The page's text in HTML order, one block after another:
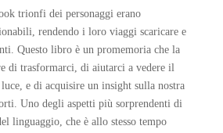
trionfi dei personaggi erano
rendendo i loro viaggi scaricare e
Questo libro è un promemoria che la
di trasformarci, di aiutarci a vedere il
e di acquisire un insight sulla nostra
Uno degli aspetti più sorprendenti di
linguaggio, che è allo stesso tempo